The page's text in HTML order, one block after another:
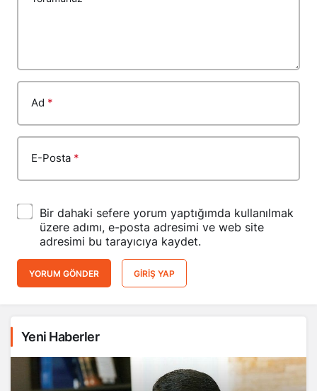
Ad *
E-Posta *
Bir dahaki sefere yorum yaptığımda kullanılmak
üzere adımı, e-posta adresimi ve web site
adresimi bu tarayıcıya kaydet.
YORUM GÖNDER GIRIŞ YAP
Yeni Haberler